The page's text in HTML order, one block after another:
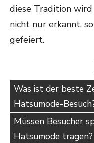
diese Tradition
nicht nur erkannt,
gefeiert.
Was ist der beste
Hatsumode-
Müssen Besucher
Hatsumode tragen?